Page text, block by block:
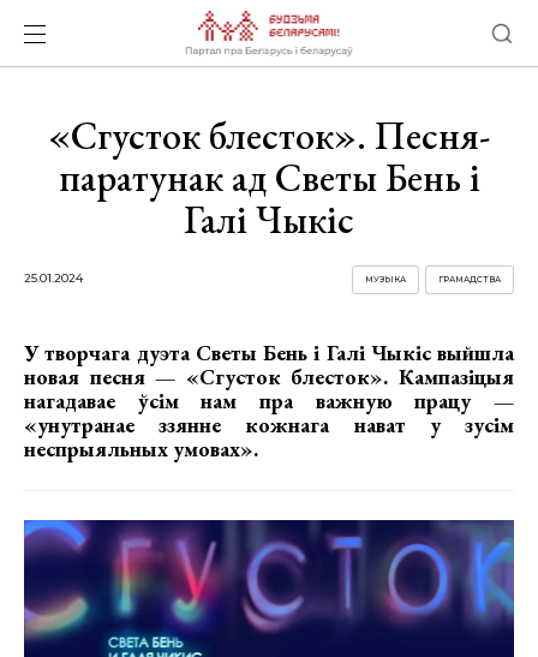
«Сгусток блесток». Песня-
паратунак ад Светы Бень і
Галі Чыкіс
25.01.2024 ГРАМАДСТВА
МУЗЫКА
У творчага дуэта Светы Бень і Галі Чыкіс выйшла
новая песня — «Сгусток блесток». Кампазіцыя
нагадавае ўсім нам пра важную працу —
«унутранае ззянне кожнага нават у зусім
неспрыяльных умовах».